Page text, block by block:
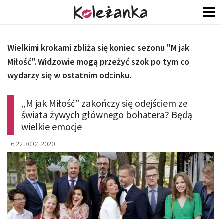
„M jak Miłość” zakończy się odejściem ze
świata żywych głównego bohatera? Będą
wielkie emocje
16:22 30.04.2020
Wielkimi krokami zbliża się koniec sezonu "M jak
Miłość". Widzowie mogą przeżyć szok po tym co
wydarzy się w ostatnim odcinku.